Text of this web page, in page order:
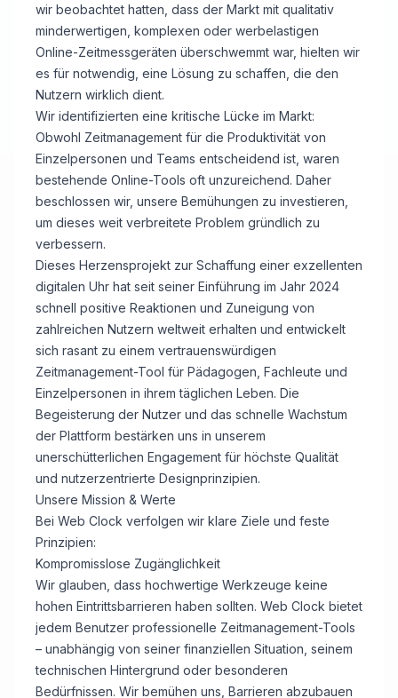
wir beobachtet hatten, dass der Markt mit qualitativ
minderwertigen, komplexen oder werbelastigen
Online-Zeitmessgeräten überschwemmt war, hielten wir
es für notwendig, eine Lösung zu schaffen, die den
Nutzern wirklich dient.
Wir identifizierten eine kritische Lücke im Markt:
Obwohl Zeitmanagement für die Produktivität von
Einzelpersonen und Teams entscheidend ist, waren
bestehende Online-Tools oft unzureichend. Daher
beschlossen wir, unsere Bemühungen zu investieren,
um dieses weit verbreitete Problem gründlich zu
verbessern.
Dieses Herzensprojekt zur Schaffung einer exzellenten
digitalen Uhr hat seit seiner Einführung im Jahr 2024
schnell positive Reaktionen und Zuneigung von
zahlreichen Nutzern weltweit erhalten und entwickelt
sich rasant zu einem vertrauenswürdigen
Zeitmanagement-Tool für Pädagogen, Fachleute und
Einzelpersonen in ihrem täglichen Leben. Die
Begeisterung der Nutzer und das schnelle Wachstum
der Plattform bestärken uns in unserem
unerschütterlichen Engagement für höchste Qualität
und nutzerzentrierte Designprinzipien.
Unsere Mission & Werte
Bei Web Clock verfolgen wir klare Ziele und feste
Prinzipien:
Kompromisslose Zugänglichkeit
Wir glauben, dass hochwertige Werkzeuge keine
hohen Eintrittsbarrieren haben sollten. Web Clock bietet
jedem Benutzer professionelle Zeitmanagement-Tools
– unabhängig von seiner finanziellen Situation, seinem
technischen Hintergrund oder besonderen
Bedürfnissen. Wir bemühen uns, Barrieren abzubauen